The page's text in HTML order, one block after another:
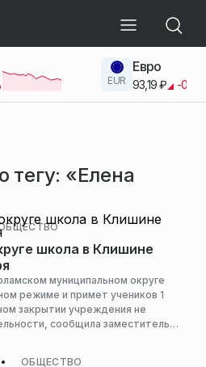
EUR
Евро
93,19 ₽ -0.42
тегу: «Елена
школа в Клишине
муниципальном округе
режиме и примет учеников 1
закрытии учреждения не
сообщила заместитель
ОБЩЕСТВО